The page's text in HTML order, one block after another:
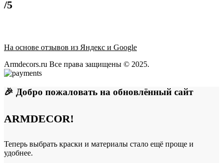
/5
На основе отзывов из Яндекс и Google
Armdecors.ru Все права защищены © 2025. ​
🎉 Добро пожаловать на обновлённый сайт
ARMDECOR!
Теперь выбрать краски и материалы стало ещё проще и
удобнее.